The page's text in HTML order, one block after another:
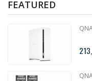
FEATURED